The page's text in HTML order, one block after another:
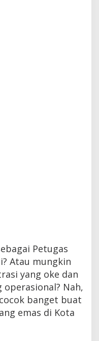
Petugas
Atau mungkin
yang oke dan
Nah,
banget buat
emas di Kota